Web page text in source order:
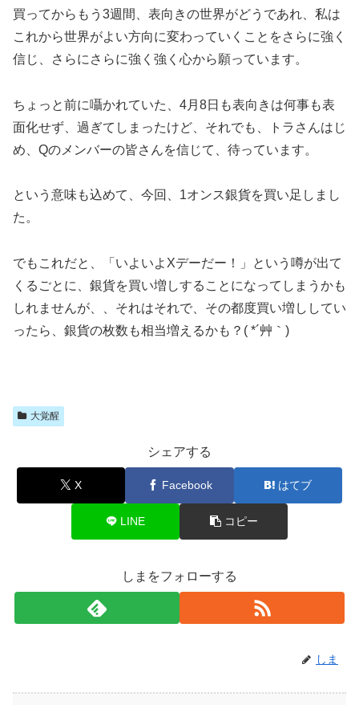
買ってからもう3週間、表向きの世界がどうであれ、私は
これから世界がよい方向に変わっていくことをさらに強く
信じ、さらにさらに強く強く心から願っています。
ちょっと前に囁かれていた、4月8日も表向きは何事も表
面化せず、過ぎてしまったけど、それでも、トラさんはじ
め、Qのメンバーの皆さんを信じて、待っています。
という意味も込めて、今回、1オンス銀貨を買い足しまし
た。
でもこれだと、「いよいよXデーだー！」という噂が出て
くるごとに、銀貨を買い増しすることになってしまうかも
しれませんが、、それはそれで、その都度買い増ししてい
ったら、銀貨の枚数も相当増えるかも？( *´艸｀)
大覚醒
シェアする
X Facebook はてブ
LINE コピー
しまをフォローする
しま